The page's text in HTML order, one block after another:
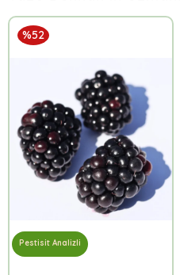
Pestisit Analizli
%52